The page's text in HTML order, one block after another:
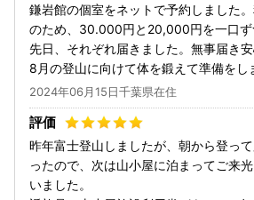
鎌岩館の個室をネットで予約しました
のため、30.000円と20,000円を一口ず
先日、それぞれ届きました。無事届き安
8月の登山に向けて体を鍛えて準備をし
2024年06月15日千葉県在住
昨年富士登山しましたが、朝から登っ
ったので、次は山小屋に泊まってご来
いました。